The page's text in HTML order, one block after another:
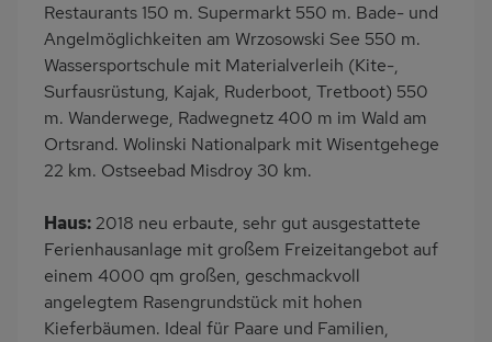
Terrasse
Grill
Kinderspielplatz
PKW-Parkplatz
Eingezäuntes
Grundstück
Dusche
Küche
Herd (2 Platten)
Kühlschrank
Ruhige Lage
Babybett
Kinderhochstuhl
Spielzimmer
Nichtraucher
Freisitz im Garten
Wb/WC
Internet
Seniorenfreundlich
Restaurants 150 m. Supermarkt 550 m. Bade- und
Angelmöglichkeiten am Wrzosowski See 550 m.
Wassersportschule mit Materialverleih (Kite-,
Surfausrüstung, Kajak, Ruderboot, Tretboot) 550
m. Wanderwege, Radwegnetz 400 m im Wald am
Ortsrand. Wolinski Nationalpark mit Wisentgehege
22 km. Ostseebad Misdroy 30 km.
Haus: 2018 neu erbaute, sehr gut ausgestattete
Ferienhausanlage mit großem Freizeitangebot auf
einem 4000 qm großen, geschmackvoll
angelegtem Rasengrundstück mit hohen
Kieferbäumen. Ideal für Paare und Familien,